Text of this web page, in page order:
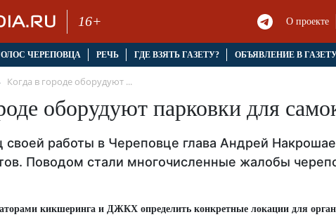
16+ О проекте
ЧЕРЕПОВЦА РЕЧЬ ГДЕ ВЗЯТЬ ГАЗЕТУ? ОБЪЯВЛЕНИЕ В
Когда в городе оборудуют ...
оборудуют парковки для
работы в Череповце глава Андрей
Поводом стали многочисленные жалобы
кикшеринга и ДЖКХ определить конкретные локации для